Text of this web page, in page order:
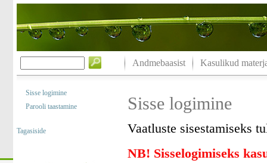
Andmebaasist Kasulikud
Sisse logimine
Parooli taastamine
Tagasiside
Sisse logimine
Vaatluste sisestamiseks
NB! Sisselogimiseks